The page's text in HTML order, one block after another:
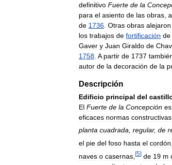
definitivo Fuerte de la
para el asiento de las obras
de 1736 Otras obras alejaron
los trabajos de fortificación de
Gaver y Juan Giraldo de
1758 A partir de 1737
autor de la decoración de la
Descripción
Edificio principal del
El Fuerte de la Concepción es
eficaces normas constructivas
planta cuadrada, regular, de
el pie del foso hasta el cordón
naves o casernas [5] de 19 m